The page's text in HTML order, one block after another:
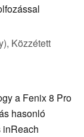
Közzétett
a Fenix 8 Pro
hasonló
inReach